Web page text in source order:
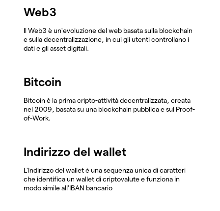
Web3
Il Web3 è un'evoluzione del web basata sulla blockchain
e sulla decentralizzazione, in cui gli utenti controllano i
dati e gli asset digitali.
Bitcoin
Bitcoin è la prima cripto-attività decentralizzata, creata
nel 2009, basata su una blockchain pubblica e sul Proof-
of-Work.
Indirizzo del wallet
L'Indirizzo del wallet è una sequenza unica di caratteri
che identifica un wallet di criptovalute e funziona in
modo simile all'IBAN bancario